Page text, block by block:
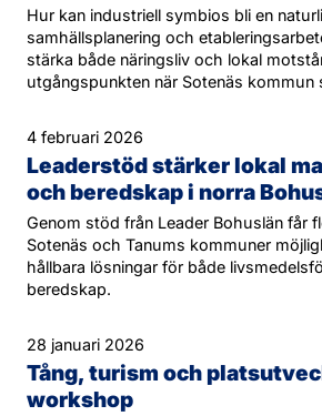
Hur kan industriell symbios bli en
samhällsplanering och
stärka både näringsliv och lokal
utgångspunkten när Sotenäs kommun
4 februari 2026
Leaderstöd stärker lokal
och beredskap i norra
Genom stöd från Leader Bohuslän får
Sotenäs och Tanums kommuner
hållbara lösningar för både
beredskap.
28 januari 2026
Tång, turism och
workshop